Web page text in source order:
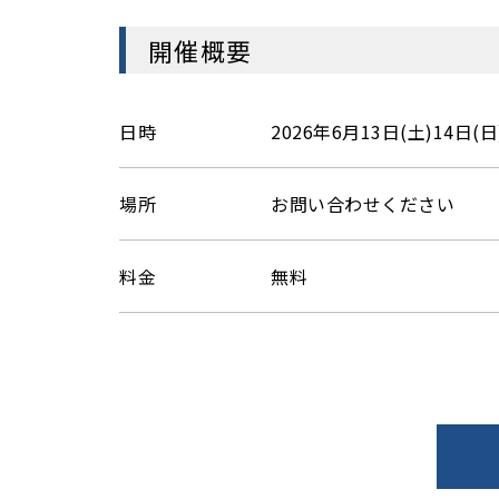
開催概要
日時 2026年6月13日(土)14日(
場所 お問い合わせください
料金 無料